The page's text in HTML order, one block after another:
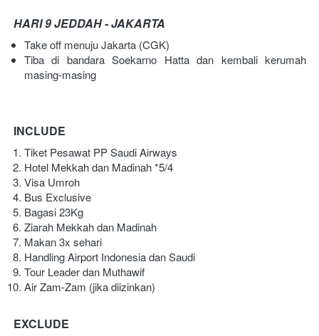
HARI 9 JEDDAH - JAKARTA
Take off menuju Jakarta (CGK)
Tiba di bandara Soekarno Hatta dan kembali kerumah
masing-masing
INCLUDE
Tiket Pesawat PP Saudi Airways
Hotel Mekkah dan Madinah *5/4
Visa Umroh
Bus Exclusive
Bagasi 23Kg
Ziarah Mekkah dan Madinah
Makan 3x sehari
Handling Airport Indonesia dan Saudi
Tour Leader dan Muthawif
Air Zam-Zam (jika diizinkan)
EXCLUDE